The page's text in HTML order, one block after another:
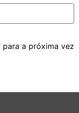
para a próxima vez